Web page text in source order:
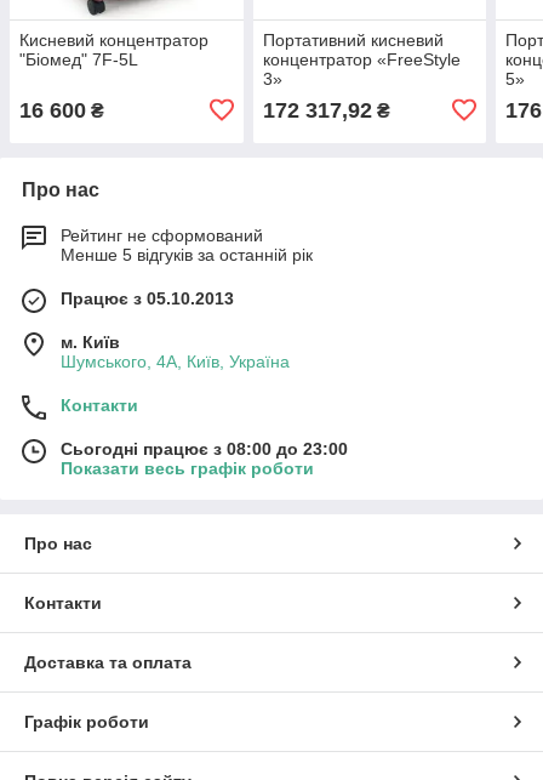
Кисневий концентратор
"Біомед" 7F-5L
16 600 ₴
Портативний кисневий
концентратор «FreeStyle
3»
172 317,92₴
5»
Про нас
Рейтинг не сформований
Менше 5 відгуків за останній рік
Працює з 05.10.2013
м. Київ
Шумського, 4А, Київ, Україна
Контакти
Сьогодні працює з 08:00 до 23:00
Показати весь графік роботи
Про нас
Контакти
Доставка та оплата
Графік роботи